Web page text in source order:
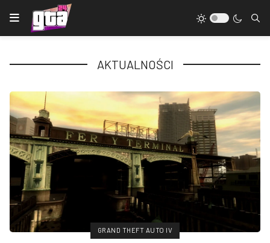
AKTUALNOŚCI
GRAND THEFT AUTO IV